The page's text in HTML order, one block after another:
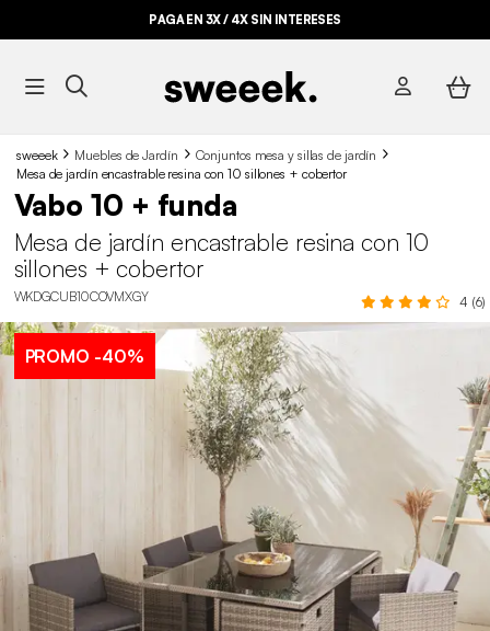
PAGA EN 3X / 4X SIN INTERESES
sweeek Muebles de Jardín
Conjuntos mesa y sillas de jardín
Mesa de jardín encastrable resina con 10 sillones + cobertor
Vabo 10 + funda
Mesa de jardín encastrable resina con 10
sillones + cobertor
WKDGCUB10COVMXGY 4 (6)
PROMO -40%